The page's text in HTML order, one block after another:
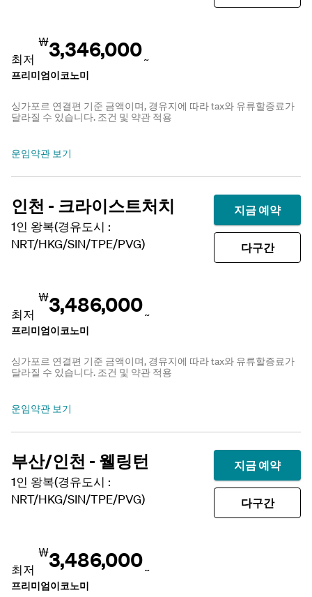
최저
₩3,346,000~
프리미엄이코노미
싱가포르 연결편 기준 금액이며, 경유지에 따라 tax와 유류할증료가
달라질 수 있습니다. 조건 및 약관 적용
운임약관 보기
지금 예약
다구간
인천 - 크라이스트처치
1인 왕복(경유도시 :
NRT/HKG/SIN/TPE/PVG)
최저
₩3,486,000~
프리미엄이코노미
싱가포르 연결편 기준 금액이며, 경유지에 따라 tax와 유류할증료가
달라질 수 있습니다. 조건 및 약관 적용
운임약관 보기
지금 예약
다구간
부산/인천 - 웰링턴
1인 왕복(경유도시 :
NRT/HKG/SIN/TPE/PVG)
최저
₩3,486,000~
프리미엄이코노미